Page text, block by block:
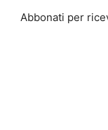
Abbonati per